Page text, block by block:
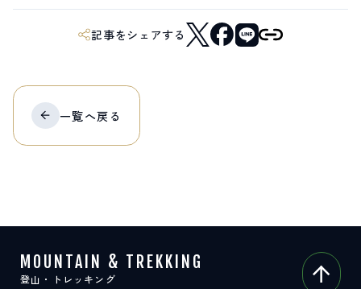
HAKUBA ORIGINAL NORWAY VILLAGE
ノルウェービレッジ
SHIONOMICHI
ふるさと納税
白馬村までのアクセス
記事をシェアする
一覧へ戻る
MOUNTAIN & TREKKING
登山・トレッキング